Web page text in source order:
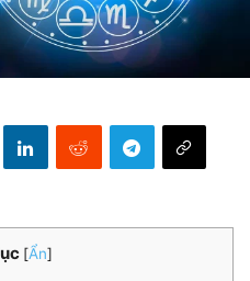
[Ẩn]